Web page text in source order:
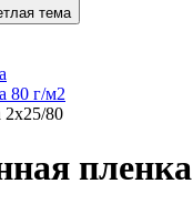
тема
80 г/м2
80
пленка